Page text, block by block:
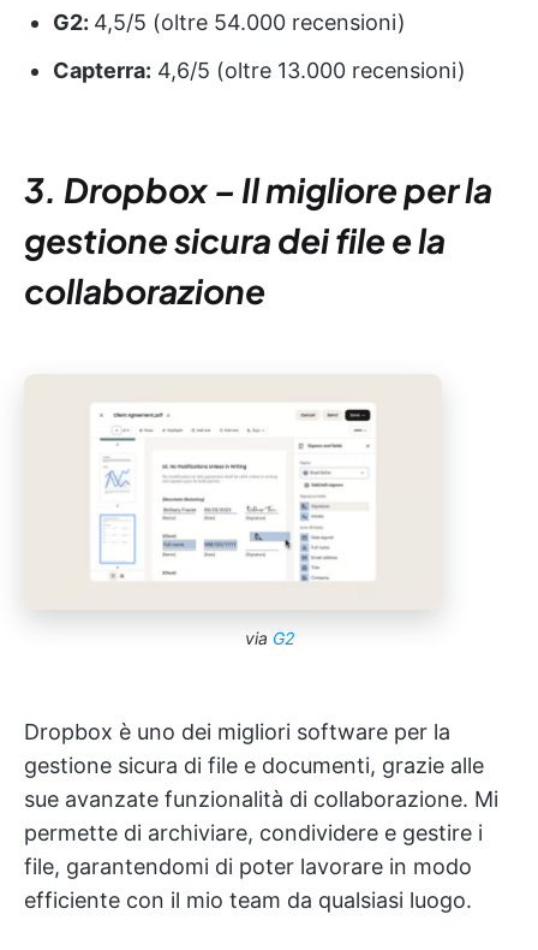
G2: 4,5/5 (oltre 54.000 recensioni)
Capterra: 4,6/5 (oltre 13.000 recensioni)
3. Dropbox – Il migliore per la
gestione sicura dei file e la
collaborazione
via G2
Dropbox è uno dei migliori software per la
gestione sicura di file e documenti, grazie alle
sue avanzate funzionalità di collaborazione. Mi
permette di archiviare, condividere e gestire i
file, garantendomi di poter lavorare in modo
efficiente con il mio team da qualsiasi luogo.